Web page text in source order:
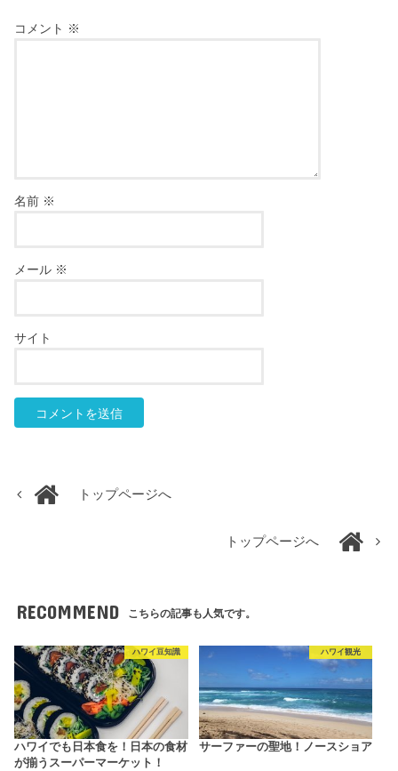
コメント ※
名前 ※
メール ※
サイト
トップページへ
トップページへ
RECOMMEND こちらの記事も人気です。
ハワイ豆知識
ハワイでも日本食を！日本の食材
が揃うスーパーマーケット！
ハワイ観光
サーファーの聖地！ノースショア